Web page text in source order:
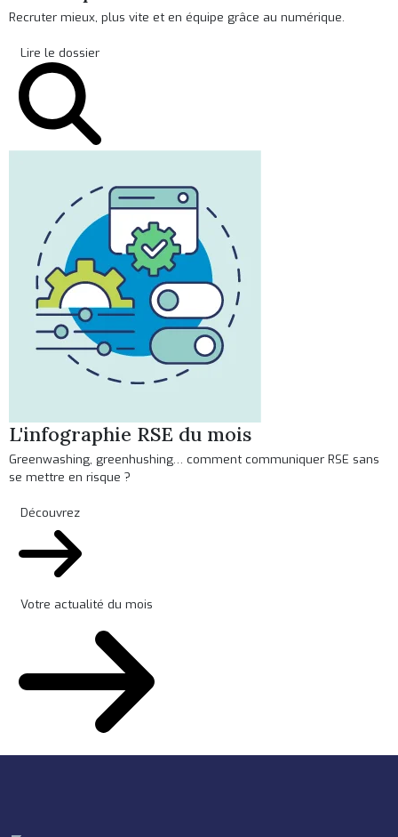
Recruter mieux, plus vite et en équipe grâce au numérique.
Lire le dossier
L'infographie RSE du mois
Greenwashing, greenhushing… comment communiquer RSE sans
se mettre en risque ?
Découvrez
Votre actualité du mois